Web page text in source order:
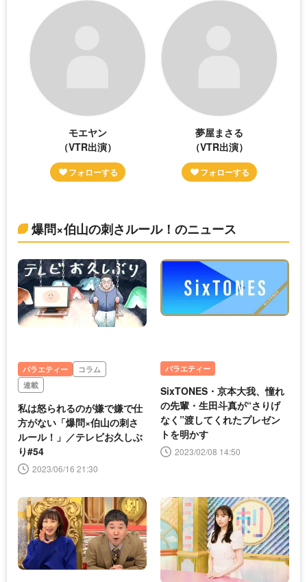
モエヤン
（VTR出演）
夢屋まさる
（VTR出演）
爆問×伯山の刺さルール！のニュース
バラエティー
コラム
連載
私は怒られるのが嫌で嫌で仕
方がない「爆問×伯山の刺さ
ルール！」／テレビお久しぶ
り#54
2023/06/16 21:30
バラエティー
SixTONES・京本大我、憧れ
の先輩・生田斗真が“さりげ
なく”渡してくれたプレゼン
トを明かす
2023/02/08 14:50